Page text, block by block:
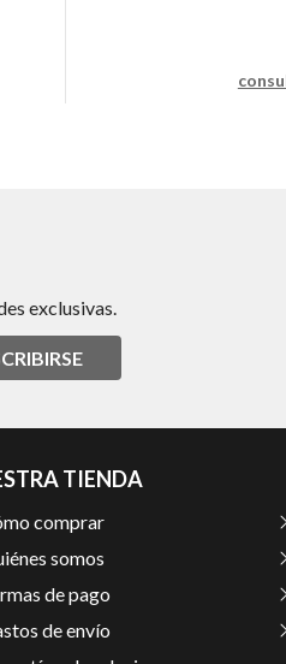
exclusivas.
TIENDA
comprar
somos
de pago
de envío